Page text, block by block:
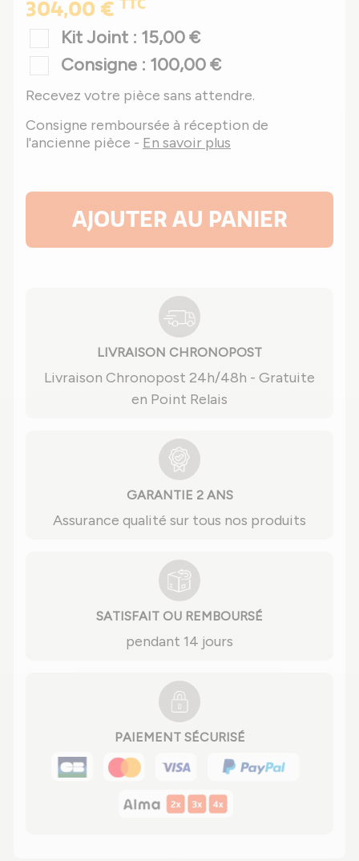
304,00 € TTC
Kit Joint : 15,00 €
Consigne : 100,00 €
Recevez votre pièce sans attendre.
Consigne remboursée à réception de
l'ancienne pièce - En savoir plus
AJOUTER AU PANIER
LIVRAISON CHRONOPOST
Livraison Chronopost 24h/48h - Gratuite
en Point Relais
GARANTIE 2 ANS
Assurance qualité sur tous nos produits
SATISFAIT OU REMBOURSÉ
pendant 14 jours
PAIEMENT SÉCURISÉ